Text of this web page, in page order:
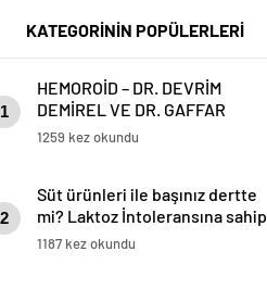
KATEGORİNİN POPÜLERLERİ
1
HEMOROİD – DR. DEVRİM
DEMİREL VE DR. GAFFAR
KARADOĞAN
1259 kez okundu
2
Süt ürünleri ile başınız dertte
mi? Laktoz İntoleransına sahip
olabilirsiniz!
1187 kez okundu